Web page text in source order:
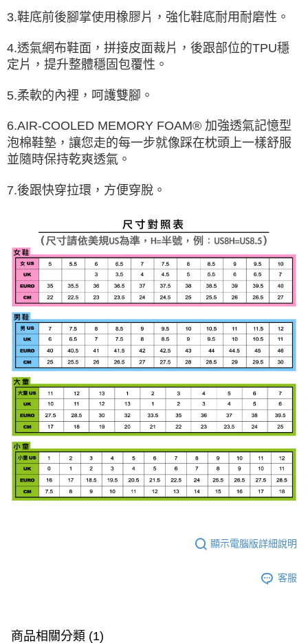
3.鞋底前後腳掌使用橡膠片，強化鞋底耐用耐磨性。
4.透氣網布鞋面，拼接皮面裁片，後跟部位的TPU穩
定片，提升整體穩固包覆性。
5.柔軟的內裡，呵護雙腳。
6.AIR-COOLED MEMORY FOAM® 加強透氣記憶型
泡棉鞋墊，讓您走的每一步就像踩在枕頭上一樣舒服
並隨時保持乾爽透氣。
7.後跟快穿拉環，方便穿脫。
顯示電腦版詳細說明
客服
商品相關分類 (1)